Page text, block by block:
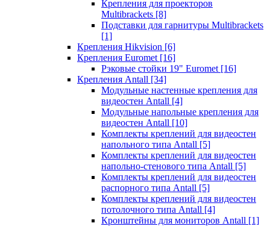
Крепления для проекторов
Multibrackets [8]
Подставки для гарнитуры Multibrackets
[1]
Крепления Hikvision [6]
Крепления Euromet [16]
Рэковые стойки 19" Euromet [16]
Крепления Antall [34]
Модульные настенные крепления для
видеостен Antall [4]
Модульные напольные крепления для
видеостен Antall [10]
Комплекты креплений для видеостен
напольного типа Antall [5]
Комплекты креплений для видеостен
напольно-стенового типа Antall [5]
Комплекты креплений для видеостен
распорного типа Antall [5]
Комплекты креплений для видеостен
потолочного типа Antall [4]
Кронштейны для мониторов Antall [1]